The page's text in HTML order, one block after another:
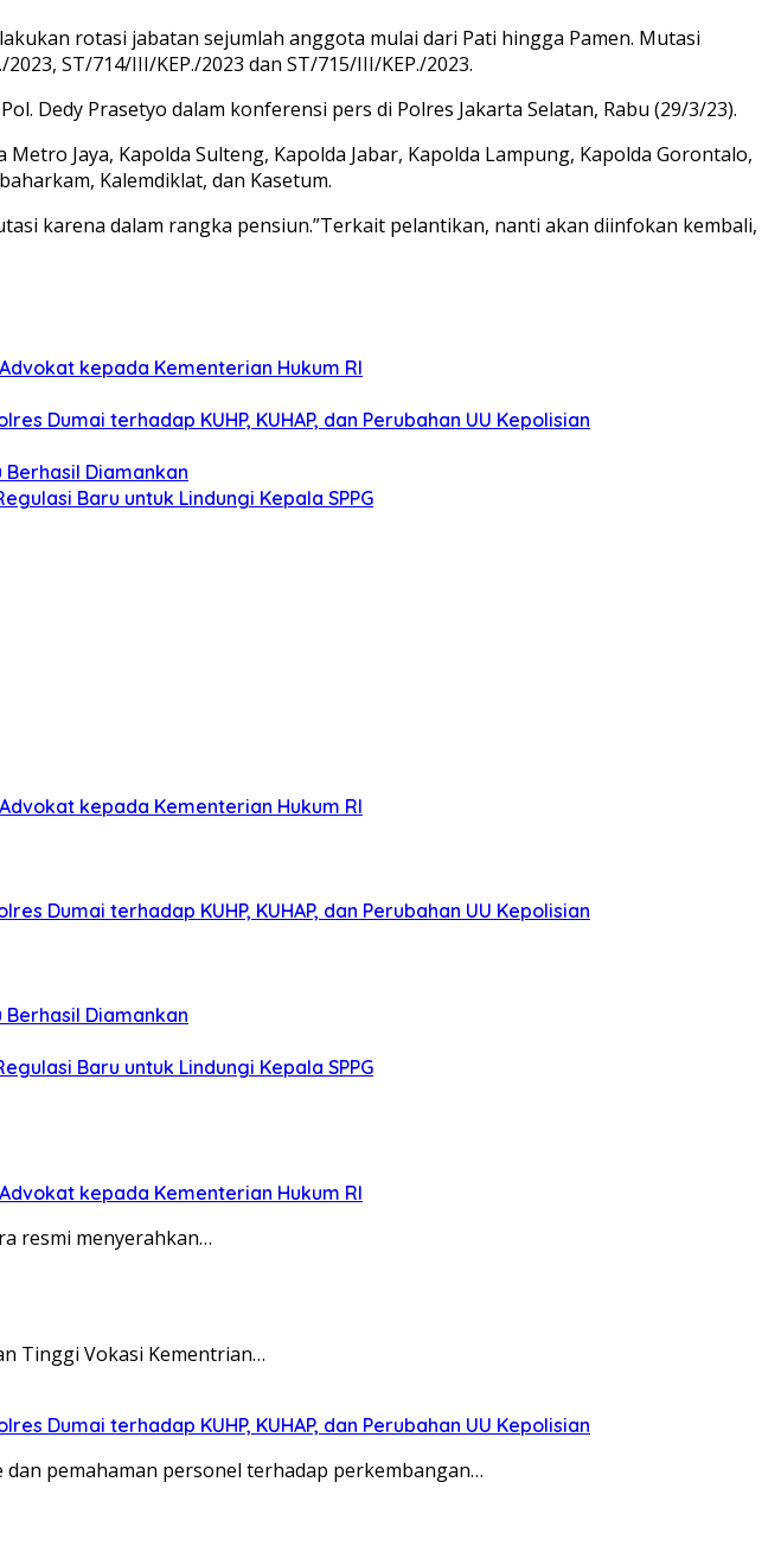
rotasi jabatan sejumlah anggota mulai dari Pati hingga Pamen. Mutasi
ST/714/III/KEP./2023 dan ST/715/III/KEP./2023.
Dedy Prasetyo dalam konferensi pers di Polres Jakarta Selatan, Rabu (29/3/23).
Jaya, Kapolda Sulteng, Kapolda Jabar, Kapolda Lampung, Kapolda Gorontalo,
Kalemdiklat, dan Kasetum.
karena dalam rangka pensiun.”Terkait pelantikan, nanti akan diinfokan kembali,
kepada Kementerian Hukum RI
Dumai terhadap KUHP, KUHAP, dan Perubahan UU Kepolisian
Berhasil Diamankan
Baru untuk Lindungi Kepala SPPG
kepada Kementerian Hukum RI
Dumai terhadap KUHP, KUHAP, dan Perubahan UU Kepolisian
Berhasil Diamankan
Baru untuk Lindungi Kepala SPPG
kepada Kementerian Hukum RI
resmi menyerahkan…
Tinggi Vokasi Kementrian…
Dumai terhadap KUHP, KUHAP, dan Perubahan UU Kepolisian
dan pemahaman personel terhadap perkembangan…